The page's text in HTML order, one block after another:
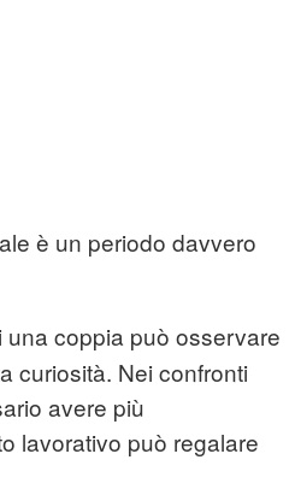
è un periodo davvero
una coppia può osservare
curiosità. Nei confronti
avere più
lavorativo può regalare